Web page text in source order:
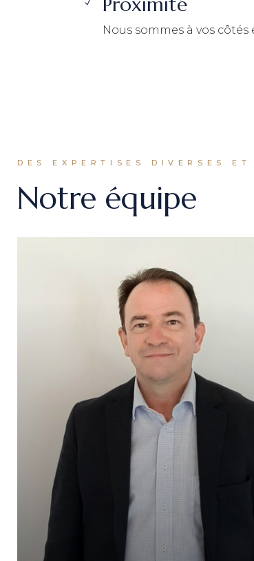
Nous sommes à vos
DES EXPERTISES DIVERSES ET
Notre équipe